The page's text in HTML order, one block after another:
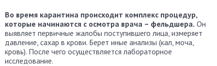
Во время карантина происходит комплекс процедур,
которые начинаются с осмотра врача – фельдшера. Он
выявляет первичные жалобы поступившего лица, измеряет
давление, сахар в крови. Берет иные анализы (кал, моча,
кровь). После чего осуществляется лабораторное
исследование.